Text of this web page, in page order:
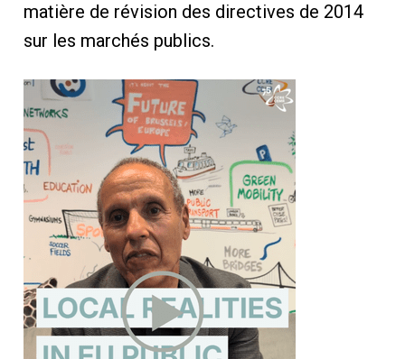
matière de révision des directives de 2014
sur les marchés publics.